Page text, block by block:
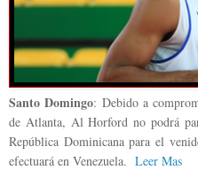
Santo Domingo: Debido a
de Atlanta, Al Horford no podrá
República Dominicana para el
efectuará en Venezuela. Leer Mas